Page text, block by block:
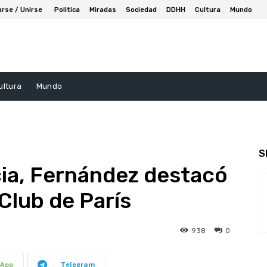
/ Unirse Politica Miradas Sociedad DDHH Cultura Mundo
Mundo
Fernández destacó
de París
0
938
Telegram